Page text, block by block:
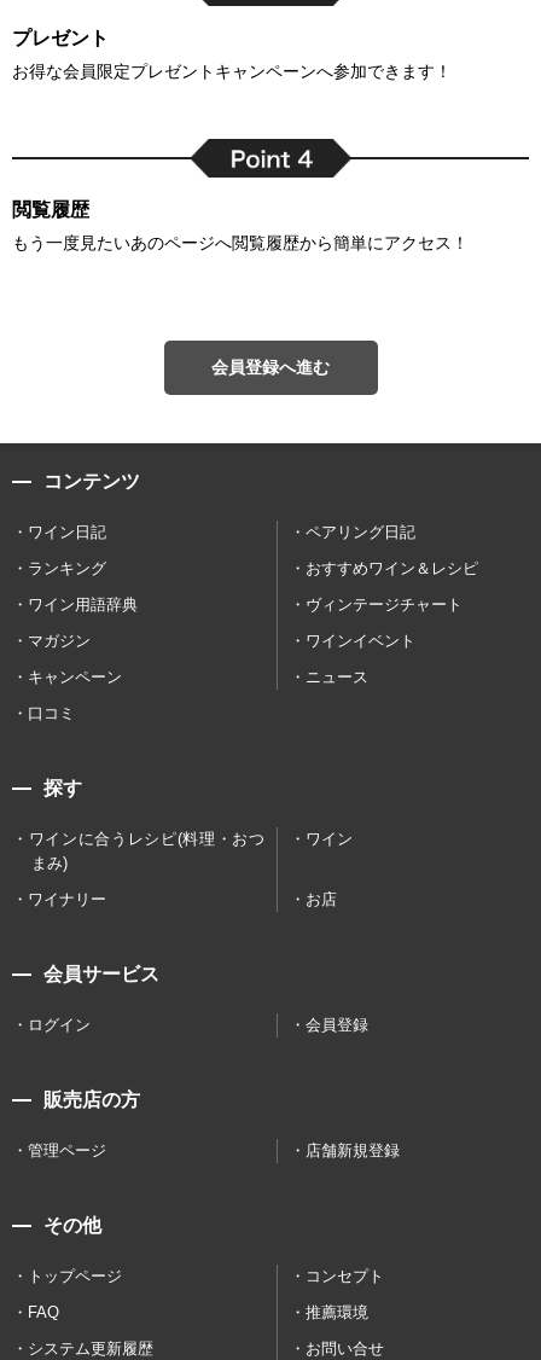
プレゼント
お得な会員限定プレゼントキャンペーンへ参加できます！
閲覧履歴
もう一度見たいあのページへ閲覧履歴から簡単にアクセス！
会員登録へ進む
コンテンツ
ワイン日記
ペアリング日記
ランキング
おすすめワイン＆レシピ
ワイン用語辞典
ヴィンテージチャート
マガジン
ワインイベント
キャンペーン
ニュース
口コミ
探す
ワインに合うレシピ(料理・おつ
まみ)
ワイン
ワイナリー お店
会員サービス
ログイン 会員登録
販売店の方
管理ページ 店舗新規登録
その他
トップページ
コンセプト
FAQ
推薦環境
システム更新履歴
お問い合せ